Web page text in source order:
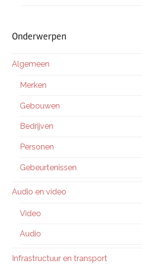
Onderwerpen
Algemeen
Merken
Gebouwen
Bedrijven
Personen
Gebeurtenissen
Audio en video
Video
Audio
Infrastructuur en transport